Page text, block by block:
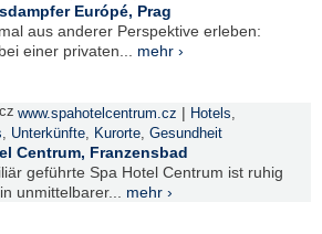
Európé, Prag
aus anderer Perspektive erleben:
einer privaten... mehr ›
www.spahotelcentrum.cz | Hotels
Unterkünfte Kurorte Gesundheit
Centrum, Franzensbad
geführte Spa Hotel Centrum ist ruhig
unmittelbarer... mehr ›